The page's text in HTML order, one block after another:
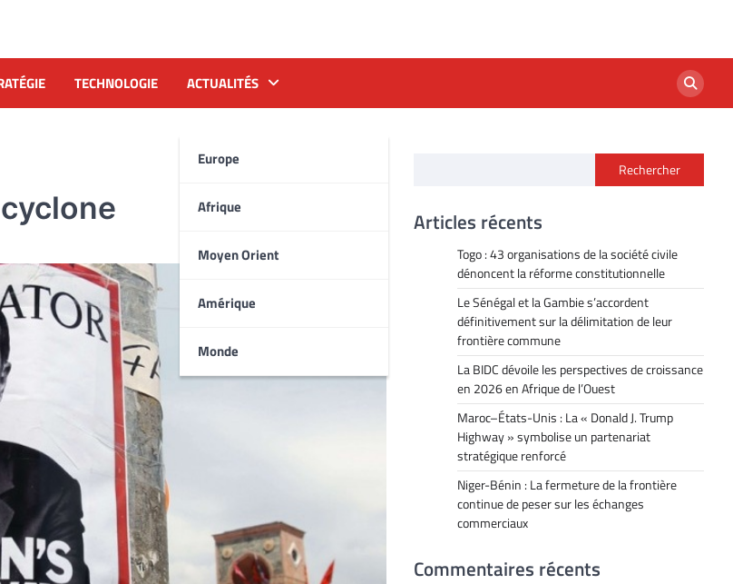
TECHNOLOGIE ACTUALITÉS
Europe
Afrique
Moyen Orient
Amérique
Monde
Rechercher
Articles récents
Togo : 43 organisations de la société civile
dénoncent la réforme constitutionnelle
Le Sénégal et la Gambie s’accordent
définitivement sur la délimitation de leur
frontière commune
La BIDC dévoile les perspectives de croissance
en 2026 en Afrique de l’Ouest
Maroc–États-Unis : La « Donald J. Trump
Highway » symbolise un partenariat
stratégique renforcé
Niger-Bénin : La fermeture de la frontière
continue de peser sur les échanges
commerciaux
Commentaires récents